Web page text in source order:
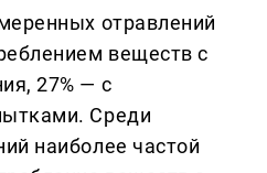
отравлений
веществ с
27% — с
Среди
наиболее частой